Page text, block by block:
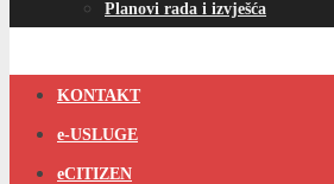
Planovi rada i izvješća
KONTAKT
e-USLUGE
eCITIZEN